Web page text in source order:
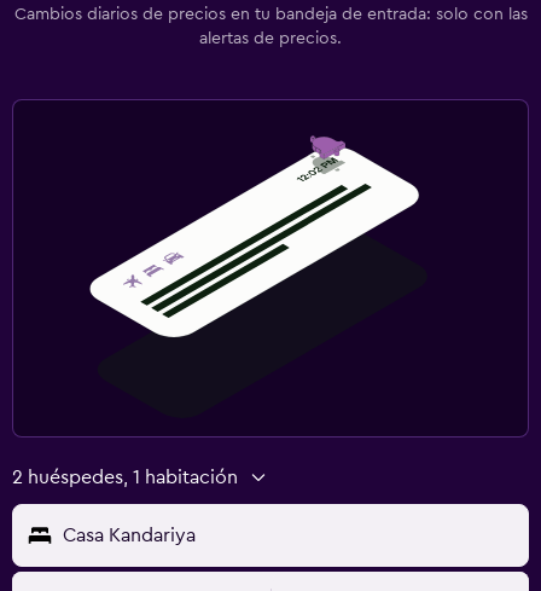
Cambios diarios de precios en tu bandeja de entrada: solo con las
alertas de precios.
2 huéspedes, 1 habitación
Casa Kandariya